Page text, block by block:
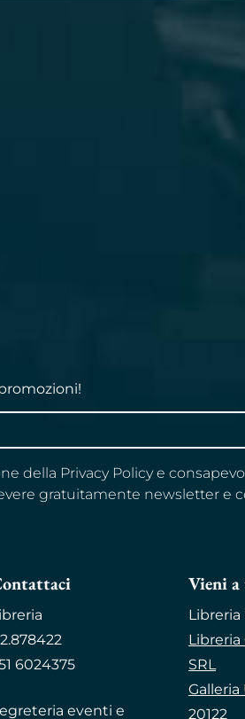
della Privacy Policy e
gratuitamente newsletter e
6024375
eventi e
Vieni
Libreria
SRL
Galleria
20122